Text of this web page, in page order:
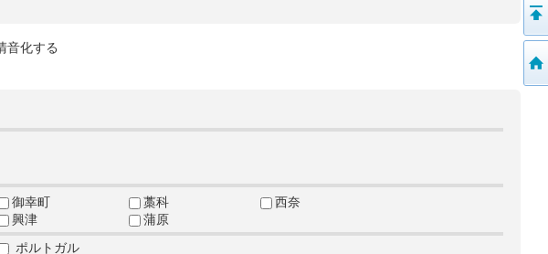
音化する
御幸町 藁科
西奈
興津
蒲原
ポルトガル